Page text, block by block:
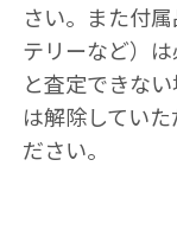
さい。また付
テリーなど）
と査定できな
は解除してい
ださい。